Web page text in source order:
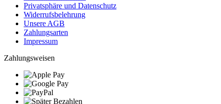
Privatsphäre und Datenschutz
Widerrufsbelehrung
Unsere AGB
Zahlungsarten
Impressum
Zahlungsweisen